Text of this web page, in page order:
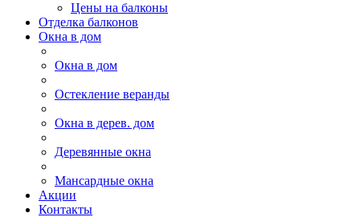
Цены на балконы
Отделка балконов
Окна в дом
Окна в дом
Остекление веранды
Окна в дерев. дом
Деревянные окна
Мансардные окна
Акции
Контакты